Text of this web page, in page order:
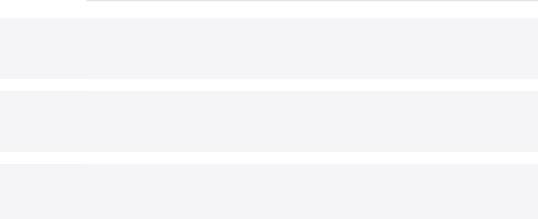
und Freude bereiten. So schmal sie auch sind, Kerzen sind
Superheldin" mit Maske als Motiv eignet sich ideal als